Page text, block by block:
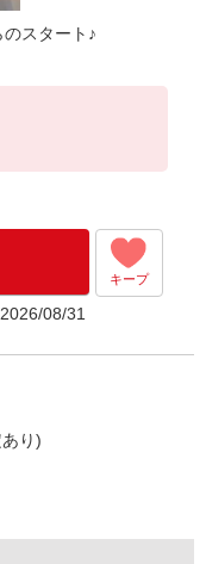
スタート♪
キープ
08/31
り)
！